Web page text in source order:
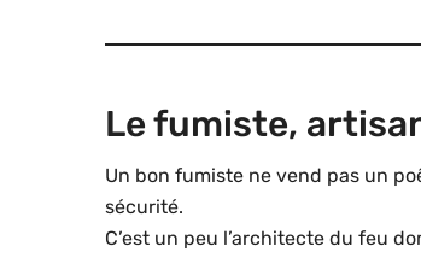
Le fumiste,
Un bon fumiste ne vend pas un
sécurité.
C’est un peu l’architecte du feu